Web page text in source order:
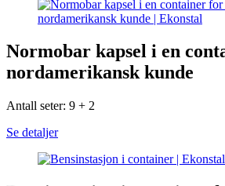
Normobar kapsel i en
nordamerikansk kunde
Antall seter: 9 + 2
Se detaljer